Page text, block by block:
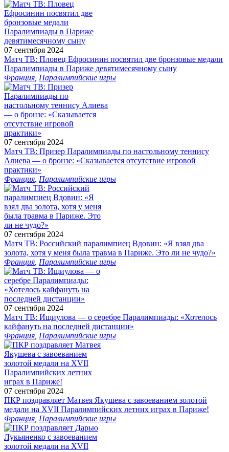
07 сентября 2024
Матч ТВ: Пловец Ефросинин посвятил две бронзовые медали
Паралимпиады в Париже девятимесячному сыну
Франция Паралимпийские игры
07 сентября 2024
Матч ТВ: Призер Паралимпиады по настольному теннису
Алиева — о бронзе: «Сказывается отсутствие игровой
практики»
Франция Паралимпийские игры
07 сентября 2024
Матч ТВ: Российский паралимпиец Вдовин: «Я взял два
золота, хотя у меня была травма в Париже. Это ли не чудо?»
Франция Паралимпийские игры
07 сентября 2024
Матч ТВ: Ищиулова — о серебре Паралимпиады: «Хотелось
кайфануть на последней дистанции»
Франция Паралимпийские игры
07 сентября 2024
ПКР поздравляет Матвея Якушева с завоеванием золотой
медали на XVII Паралимпийских летних играх в Париже!
Франция Паралимпийские игры